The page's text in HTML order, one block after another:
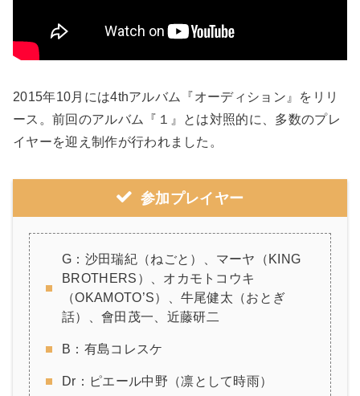
2015年10月には4thアルバム『オーディション』をリリ
ース。前回のアルバム『１』とは対照的に、多数のプレ
イヤーを迎え制作が行われました。
参加プレイヤー
G：沙田瑞紀（ねごと）、マーヤ（KING
BROTHERS）、オカモトコウキ
（OKAMOTO’S）、牛尾健太（おとぎ
話）、會田茂一、近藤研二
B：有島コレスケ
Dr：ピエール中野（凛として時雨）